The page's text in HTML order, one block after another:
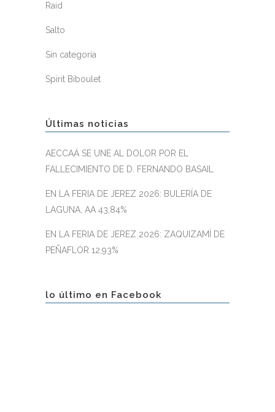
Raid
Salto
Sin categoría
Spirit Biboulet
Últimas noticias
AECCAÁ SE UNE AL DOLOR POR EL
FALLECIMIENTO DE D. FERNANDO BASAIL
EN LA FERIA DE JEREZ 2026: BULERÍA DE
LAGUNA, AA 43,84%
EN LA FERIA DE JEREZ 2026: ZAQUIZAMÍ DE
PEÑAFLOR 12,93%
lo último en Facebook